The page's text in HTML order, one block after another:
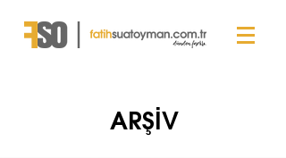
ARŞİV